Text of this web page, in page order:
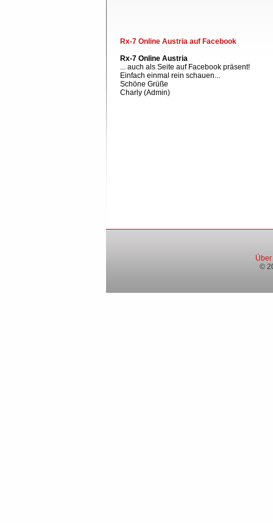
Rx-7 Online Austria auf Facebook
Rx-7 Online Austria
... auch als Seite auf Facebook präsent!
Einfach einmal rein schauen...
Schöne Grüße
Charly (Admin)
©